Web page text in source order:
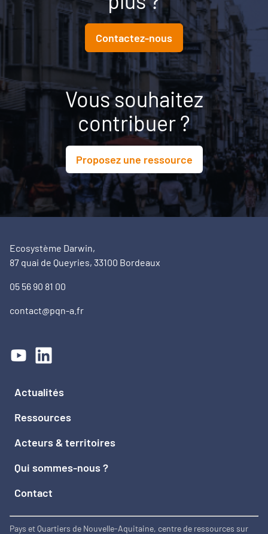
Contactez-nous
Vous souhaitez
contribuer ?
Proposez une ressource
Ecosystème Darwin,
87 quai de Queyries, 33100 Bordeaux
05 56 90 81 00
contact@pqn-a.fr
Actualités
Ressources
Acteurs & territoires
Qui sommes-nous ?
Contact
Pays et Quartiers de Nouvelle-Aquitaine, centre de ressources sur